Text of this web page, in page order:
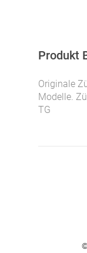
Produkt
Originale
Modelle.
TG